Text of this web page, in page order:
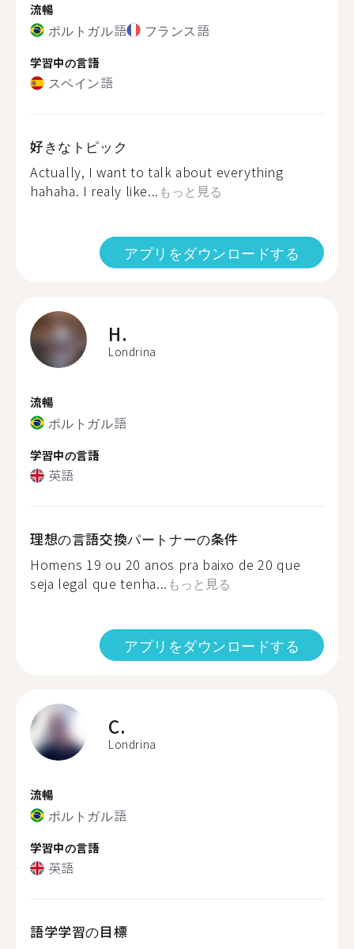
流暢
ポルトガル語 フランス語
学習中の言語
スペイン語
好きなトピック
Actually, I want to talk about everything
hahaha. I realy like... もっと見る
アプリをダウンロードする
H.
Londrina
流暢
ポルトガル語
学習中の言語
英語
理想の言語交換パートナーの条件
Homens 19 ou 20 anos pra baixo de 20 que
seja legal que tenha... もっと見る
アプリをダウンロードする
C.
Londrina
流暢
ポルトガル語
学習中の言語
英語
語学学習の目標